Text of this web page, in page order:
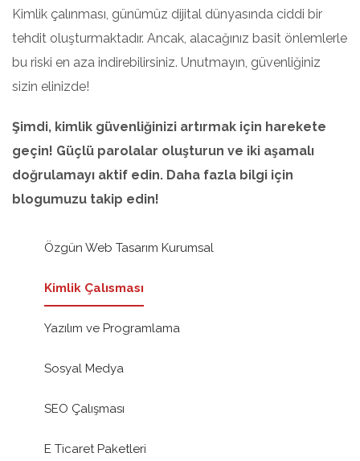
Kimlik çalınması, günümüz dijital dünyasında ciddi bir
tehdit oluşturmaktadır. Ancak, alacağınız basit önlemlerle
bu riski en aza indirebilirsiniz. Unutmayın, güvenliğiniz
sizin elinizde!
Şimdi, kimlik güvenliğinizi artırmak için harekete
geçin! Güçlü parolalar oluşturun ve iki aşamalı
doğrulamayı aktif edin. Daha fazla bilgi için
blogumuzu takip edin!
Özgün Web Tasarım Kurumsal
Kimlik Çalısması
Yazılım ve Programlama
Sosyal Medya
SEO Çalışması
E Ticaret Paketleri